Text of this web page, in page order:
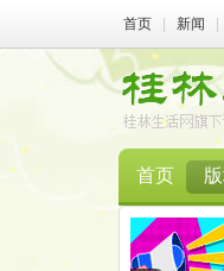
首页 新闻
首页